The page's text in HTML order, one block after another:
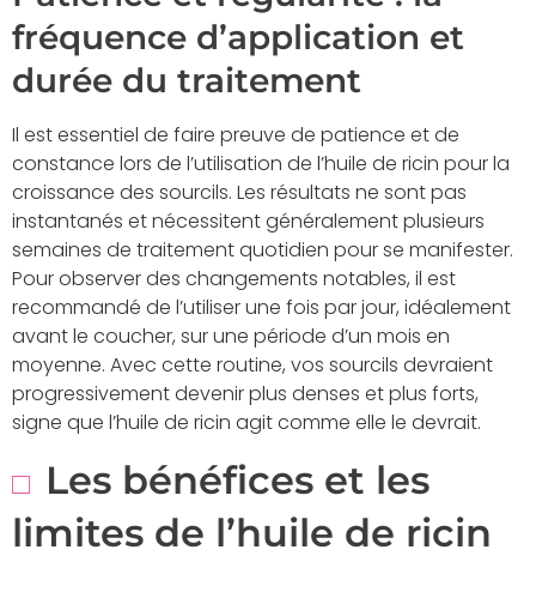
fréquence d’application et
durée du traitement
Il est essentiel de faire preuve de patience et de
constance lors de l’utilisation de l’huile de ricin pour la
croissance des sourcils. Les résultats ne sont pas
instantanés et nécessitent généralement plusieurs
semaines de traitement quotidien pour se manifester.
Pour observer des changements notables, il est
recommandé de l’utiliser une fois par jour, idéalement
avant le coucher, sur une période d’un mois en
moyenne. Avec cette routine, vos sourcils devraient
progressivement devenir plus denses et plus forts,
signe que l’huile de ricin agit comme elle le devrait.
Les bénéfices et les
limites de l’huile de ricin